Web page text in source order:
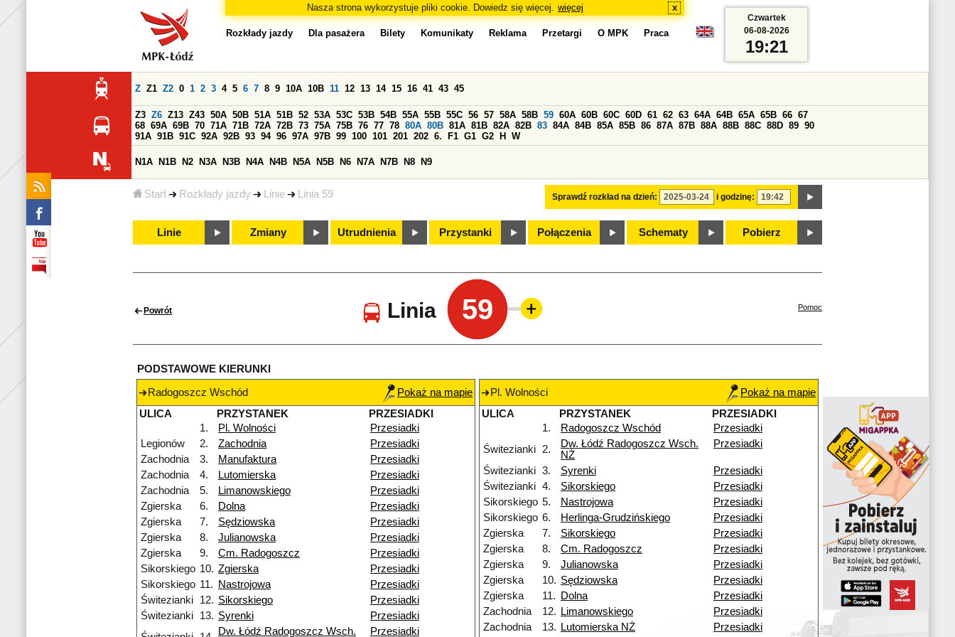
Nasza strona wykorzystuje pliki cookie. Dowiedz się więcej. więcej x
Start Rozkłady jazdy Linie Linia 59
Rozkłady jazdy Dla pasażera Bilety Komunikaty Reklama Przetargi O MPK Praca
Sprawdź rozkład na dzień: i godzinę:
Z Z1 Z2 0 1 2 3 4 5 6 7 8 9 10A 10B 11 12 13 14 15 16 41 43 45
Z3 Z6 Z13 Z43 50A 50B 51A 51B 52 53A 53C 53B 54B 55A 55B 55C 56 57 58A 58B 59 60A 60B 60C 60D 61 62 63 64A 64B 65A 65B 66 67
68 69A 69B 70 71A 71B 72A 72B 73 75A 75B 76 77 78 80A 80B 81A 81B 82A 82B 83 84A 84B 85A 85B 86 87A 87B 88A 88B 88C 88D 89 90
91A 91B 91C 92A 92B 93 94 96 97A 97B 99 100 101 201 202 6. F1 G1 G2 H W
N1A N1B N2 N3A N3B N4A N4B N5A N5B N6 N7A N7B N8 N9
Linie Zmiany Utrudnienia Przystanki Połączenia Schematy Pobierz
Czwartek
06-08-2026
19:21
Powrót Linia 59 Pomoc
PODSTAWOWE KIERUNKI
Radogoszcz Wschód
Pokaż na mapie
ULICA
PRZYSTANEK
PRZESIADKI
1.
Pl. Wolności
Przesiadki
Legionów
2. Zachodnia
Przesiadki
Zachodnia
3. Manufaktura
Przesiadki
Zachodnia
4. Lutomierska
Przesiadki
Zachodnia
5. Limanowskiego
Przesiadki
Zgierska
6. Dolna
Przesiadki
Zgierska
7. Sędziowska
Przesiadki
Zgierska
8. Julianowska
Przesiadki
Zgierska
9. Cm. Radogoszcz
Przesiadki
Sikorskiego 10. Zgierska
Przesiadki
Sikorskiego 11. Nastrojowa
Przesiadki
Świtezianki
12. Sikorskiego
Przesiadki
Świtezianki
13. Syrenki
Przesiadki
Dw. Łódź Radogoszcz Wsch. Przesiadki
Pl. Wolności
Pokaż na mapie
ULICA
PRZYSTANEK
PRZESIADKI
1.
Radogoszcz Wschód
Przesiadki
Świtezianki
2.
Dw. Łódź Radogoszcz Wsch.
NŻ
Przesiadki
Świtezianki 3. Syrenki
Przesiadki
Świtezianki 4. Sikorskiego
Przesiadki
Sikorskiego 5. Nastrojowa
Przesiadki
Sikorskiego 6. Herlinga-Grudzińskiego
Przesiadki
Zgierska
7. Sikorskiego
Przesiadki
Zgierska
8. Cm. Radogoszcz
Przesiadki
Zgierska
9. Julianowska
Przesiadki
Zgierska
10. Sędziowska
Przesiadki
Zgierska
11. Dolna
Przesiadki
Zachodnia
12. Limanowskiego
Przesiadki
Zachodnia
13. Lutomierska NŻ Przesiadki